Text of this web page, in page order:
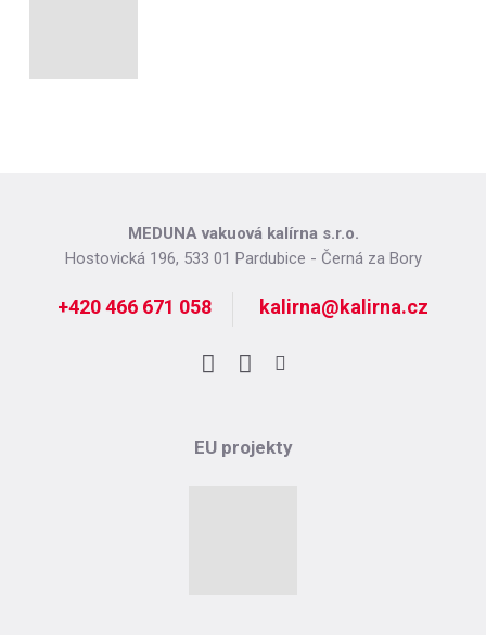
MEDUNA vakuová kalírna s.r.o.
Hostovická 196, 533 01 Pardubice - Černá za Bory
+420 466 671 058 kalirna@kalirna.cz
Facebook
LinkedIn
EU projekty